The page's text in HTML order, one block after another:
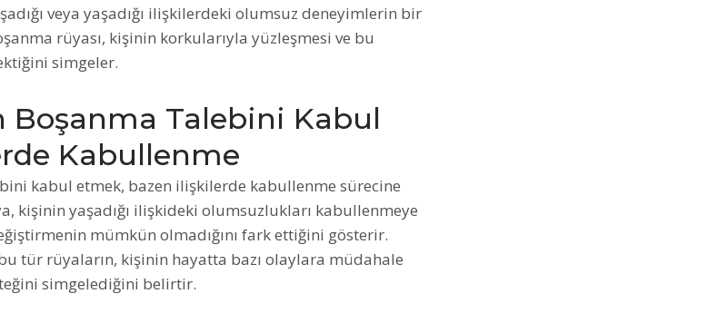
veya yaşadığı ilişkilerdeki olumsuz deneyimlerin bir
rüyası, kişinin korkularıyla yüzleşmesi ve bu
simgeler.
Boşanma Talebini Kabul
Kabullenme
kabul etmek, bazen ilişkilerde kabullenme sürecine
kişinin yaşadığı ilişkideki olumsuzlukları kabullenmeye
mümkün olmadığını fark ettiğini gösterir.
tür rüyaların, kişinin hayatta bazı olaylara müdahale
simgelediğini belirtir.